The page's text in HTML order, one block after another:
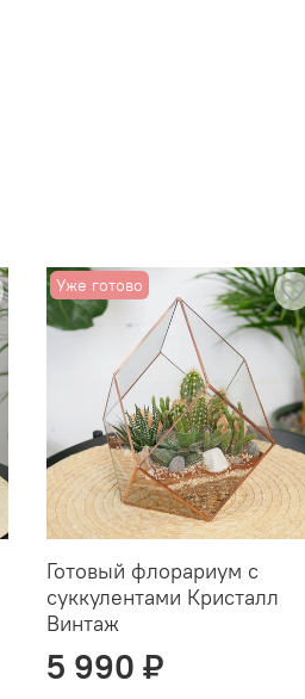
Уже готово
Готовый флорариум с
суккулентами Кристалл
Винтаж
5 990 ₽